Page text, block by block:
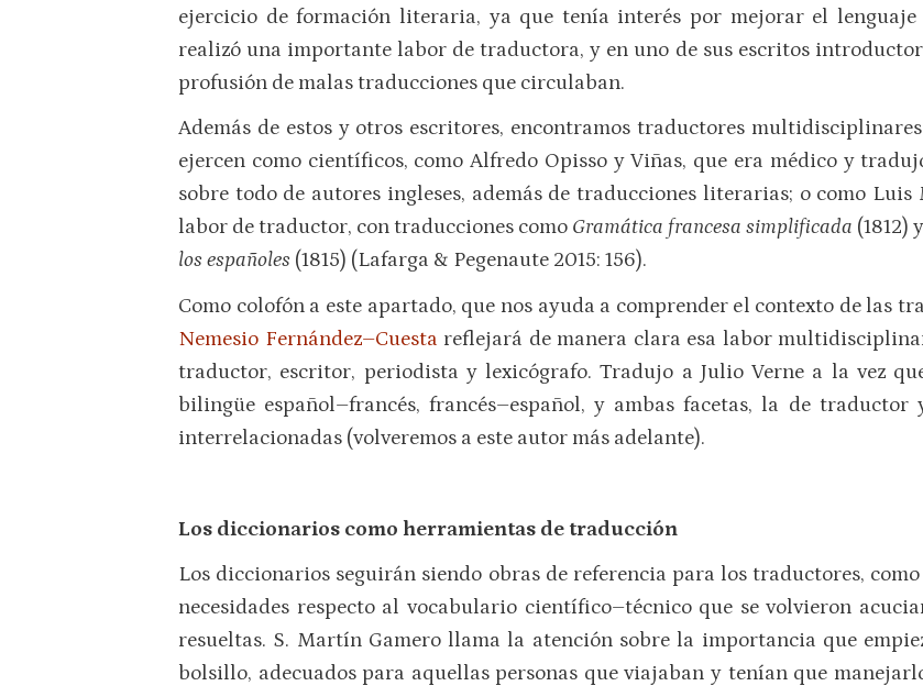
ejercicio de formación literaria, ya que tenía interés por mejorar el
realizó una importante labor de traductora, y en uno de sus escritos
profusión de malas traducciones que circulaban.
Además de estos y otros escritores, encontramos traductores
ejercen como científicos, como Alfredo Opisso y Viñas, que era médico y
sobre todo de autores ingleses, además de traducciones literarias; o como
labor de traductor, con traducciones como Gramática francesa simplificada (1812) y
los españoles (1815) (Lafarga & Pegenaute 2015: 156).
Como colofón a este apartado, que nos ayuda a comprender el contexto de las
Nemesio Fernández–Cuesta reflejará de manera clara esa labor
traductor, escritor, periodista y lexicógrafo. Tradujo a Julio Verne a la vez
bilingüe español–francés, francés–español, y ambas facetas, la de
interrelacionadas (volveremos a este autor más adelante).
Los diccionarios como herramientas de traducción
Los diccionarios seguirán siendo obras de referencia para los traductores,
necesidades respecto al vocabulario científico–técnico que se volvieron
resueltas. S. Martín Gamero llama la atención sobre la importancia que
bolsillo, adecuados para aquellas personas que viajaban y tenían que